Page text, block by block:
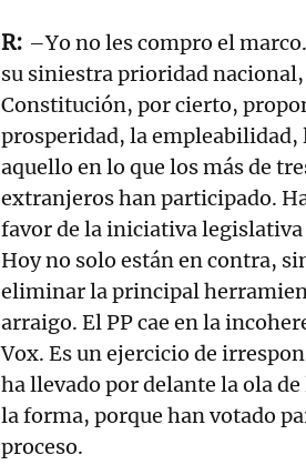
–Yo no les compro el
su siniestra prioridad
Constitución, por cierto,
prosperidad, la empleabilidad,
aquello en lo que los más de
extranjeros han participado.
favor de la iniciativa
Hoy no solo están en contra,
eliminar la principal
arraigo. El PP cae en la
Vox. Es un ejercicio de
ha llevado por delante la ola
la forma, porque han votado
proceso.